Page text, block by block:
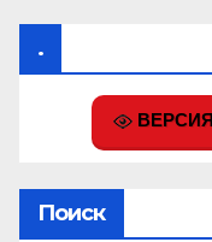
.
Поиск